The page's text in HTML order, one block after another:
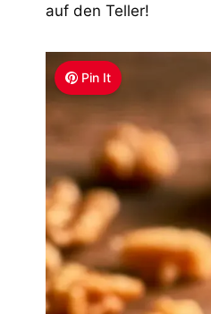
auf den Teller!
Pin It